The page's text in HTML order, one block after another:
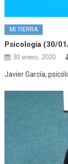
MI TIERRA
Psicología (30/
30 enero, 2020
Javier García,